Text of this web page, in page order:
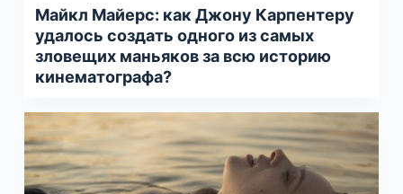
Майкл Майерс: как Джону Карпентеру
удалось создать одного из самых
зловещих маньяков за всю историю
кинематографа?